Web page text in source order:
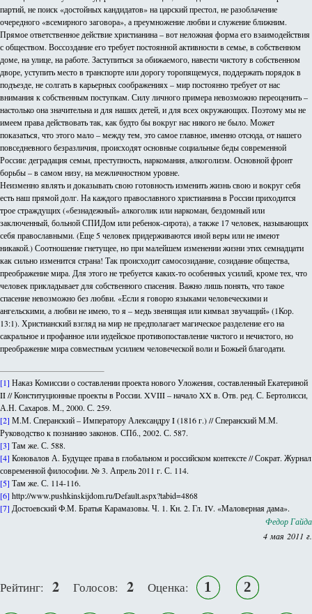
партий, не поиск «достойных кандидатов» на царский престол, не разоблачение
очередного «всемирного заговора», а преумножение любви и служение ближним.
Прямое ответственное действие христианина – вот неложная форма его взаимодействия
с обществом. Воссоздание его требует постоянной активности в семье, в собственном
доме, на улице, на работе. Заступиться за обижаемого, навести чистоту в собственном
дворе, уступить место в транспорте или дорогу торопящемуся, поддержать порядок в
подъезде, не солгать в карьерных соображениях – мир постоянно требует от нас
внимания к собственным поступкам. Силу личного примера невозможно переоценить –
настолько она значительна и для наших детей, и для всех окружающих. Поэтому мы не
имеем права действовать так, как будто бы вокруг нас никого не было. Может
показаться, что этого мало – между тем, это самое главное, именно отсюда, от нашего
повседневного безразличия, происходят основные социальные беды современной
России: деградация семьи, преступность, наркомания, алкоголизм. Основной фронт
борьбы – в самом низу, на межличностном уровне.
Неизменно являть и доказывать свою готовность изменить жизнь свою и вокруг себя
есть наш прямой долг. На каждого православного христианина в России приходится
трое страждущих («безнадежный» алкоголик или наркоман, бездомный или
заключенный, больной СПИДом или ребенок-сирота), а также 17 человек, называющих
себя православными. (Еще 5 человек придерживаются иной веры или не имеют
никакой.) Соотношение гнетущее, но при малейшем изменении жизни этих семнадцати
как сильно изменится страна! Так происходит самосозидание, созидание общества,
преображение мира. Для этого не требуется каких-то особенных усилий, кроме тех, что
человек прикладывает для собственного спасения. Важно лишь понять, что такое
спасение невозможно без любви. «Если я говорю языками человеческими и
ангельскими, а любви не имею, то я – медь звенящая или кимвал звучащий» (1Кор.
13:1). Христианский взгляд на мир не предполагает магическое разделение его на
сакральное и профанное или иудейское противопоставление чистого и нечистого, но
преображение мира совместным усилием человеческой воли и Божьей благодати.
[1] Наказ Комиссии о составлении проекта нового Уложения, составленный Екатериной
II // Конституционные проекты в России. XVIII – начало XX в. Отв. ред. С. Бертолисси,
А.Н. Сахаров. М., 2000. С. 259.
[2] М.М. Сперанский – Императору Александру I (1816 г.) // Сперанский М.М.
Руководство к познанию законов. СПб., 2002. С. 587.
[3] Там же. С. 588.
[4] Коновалов А. Будущее права в глобальном и российском контексте // Сократ. Журнал
современной философии. № 3. Апрель 2011 г. С. 114.
[5] Там же. С. 114-116.
[6] http://www.pushkinskijdom.ru/Default.aspx?tabid=4868
[7] Достоевский Ф.М. Братья Карамазовы. Ч. 1. Кн. 2. Гл. IV. «Маловерная дама».
Федор Гайда
4 мая 2011 г.
Рейтинг: 2 Голосов: 2 Оценка: 1 2